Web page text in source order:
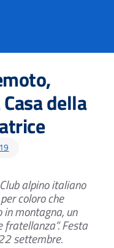
della
alpino italiano
coloro che
montagna, un
fratellanza”.Festa
settembre.